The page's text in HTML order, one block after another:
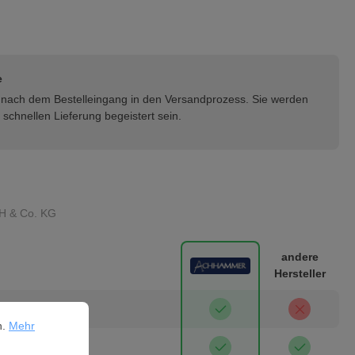
dem Bestelleingang in den Versandprozess. Sie werden
Lieferung begeistert sein.
& Co. KG
andere
Hersteller
Informationen ...
Mehr